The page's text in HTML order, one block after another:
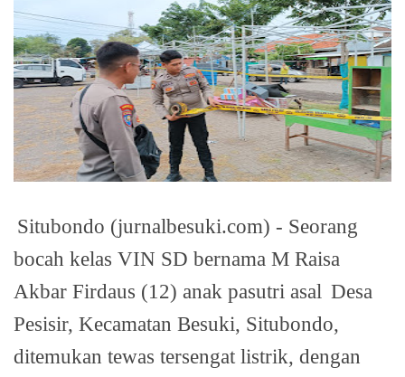
Situbondo (jurnalbesuki.com) - Seorang
bocah kelas VIN SD bernama M Raisa
Akbar Firdaus (12) anak pasutri asal Desa
Pesisir, Kecamatan Besuki, Situbondo,
ditemukan tewas tersengat listrik, dengan